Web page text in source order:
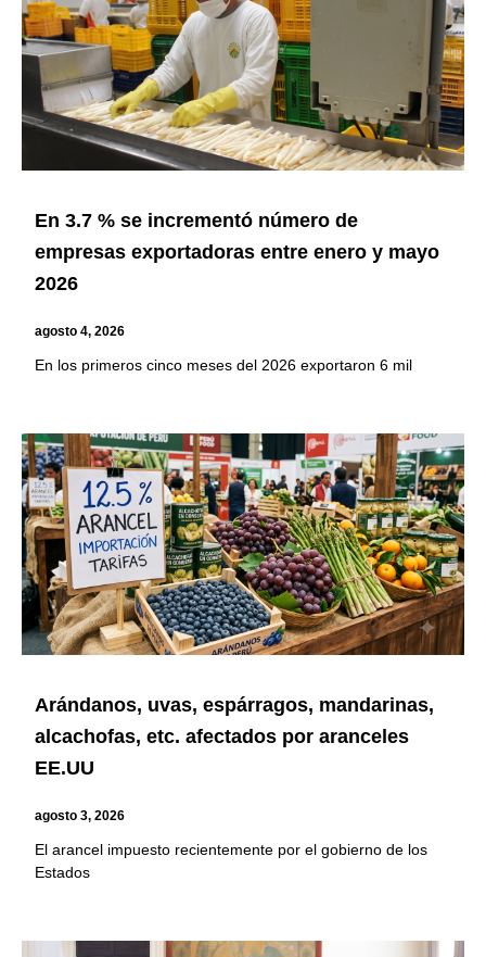
En 3.7 % se incrementó número de
empresas exportadoras entre enero y mayo
2026
agosto 4, 2026
En los primeros cinco meses del 2026 exportaron 6 mil
Arándanos, uvas, espárragos, mandarinas,
alcachofas, etc. afectados por aranceles
EE.UU
agosto 3, 2026
El arancel impuesto recientemente por el gobierno de los
Estados